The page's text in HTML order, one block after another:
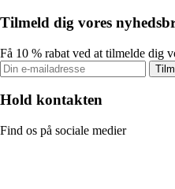
Tilmeld dig vores
Få 10 % rabat ved at tilmelde dig
Hold kontakten
Find os på sociale medier